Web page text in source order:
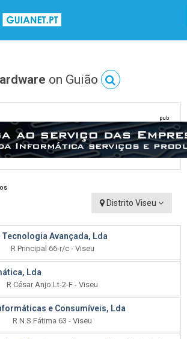
on Guião
pub
Distrito Viseu
Avançada, Lda
R Principal 66-r/c - Viseu
Lda
R César Anjo Lt-2-F - Viseu
e Consumíveis, Lda
R N.S.Fátima 63 - Viseu